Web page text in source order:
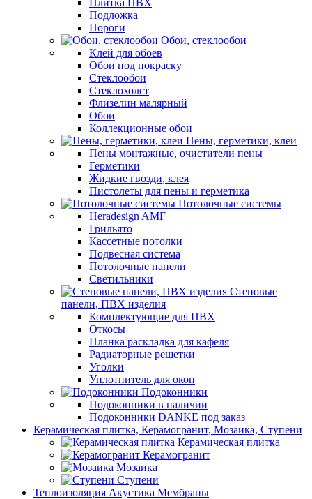
Плитка ПВХ
Подложка
Пороги
Обои, стеклообои
Клей для обоев
Обои под покраску
Стеклообои
Стеклохолст
Флизелин малярный
Обои
Коллекционные обои
Пены, герметики, клеи
Пены монтажные, очистители пены
Герметики
Жидкие гвозди, клея
Пистолеты для пены и герметика
Потолочные системы
Heradesign AMF
Грильято
Кассетные потолки
Подвесная система
Потолочные панели
Светильники
Стеновые
панели, ПВХ изделия
Комплектующие для ПВХ
Откосы
Планка раскладка для кафеля
Радиаторные решетки
Уголки
Уплотнитель для окон
Подоконники
Подоконники в наличии
Подоконники DANKE под заказ
Керамическая плитка, Керамогранит, Мозаика, Ступени
Керамическая плитка
Керамогранит
Мозаика
Ступени
Теплоизоляция Акустика Мембраны